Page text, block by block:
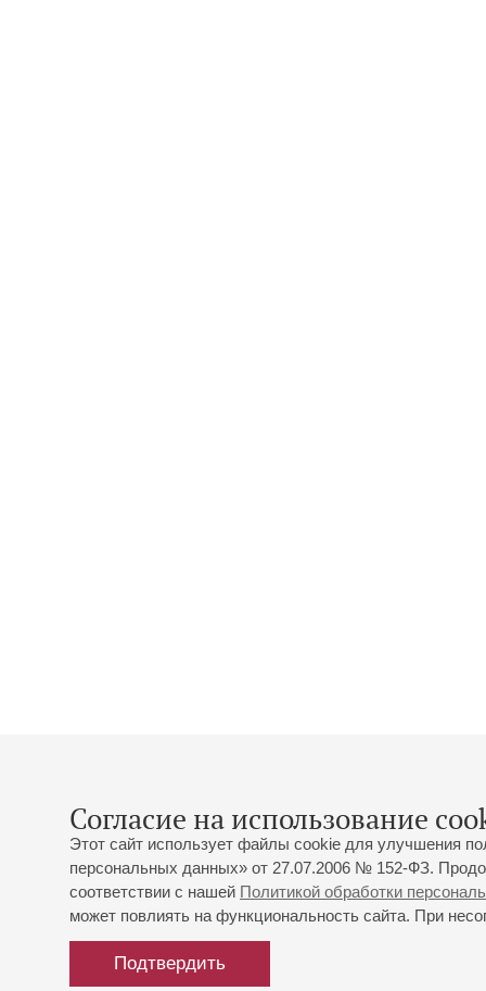
Согласие на использование
Этот сайт использует файлы cookie для улучшения
персональных данных» от 27.07.2006 № 152-ФЗ.
соответствии с нашей Политикой обработки
может повлиять на функциональность сайта. При
Подтвердить